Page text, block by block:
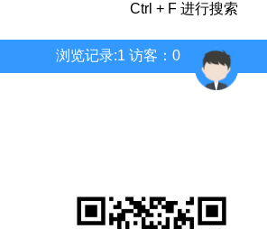
Ctrl + F 进行搜索
浏览记录:1 访客：0